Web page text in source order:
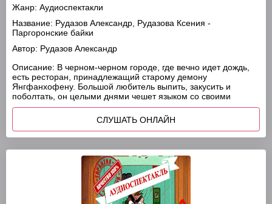
Жанр: Аудиоспектакли
Название: Рудазов Александр, Рудазова Ксения -
Паргоронские байки
Автор: Рудазов Александр
Описание: В черном-черном городе, где вечно идет дождь,
есть ресторан, принадлежащий старому демону
Янгфанхофену. Большой любитель выпить, закусить и
поболтать, он целыми днями чешет языком со своими
СЛУШАТЬ ОНЛАЙН